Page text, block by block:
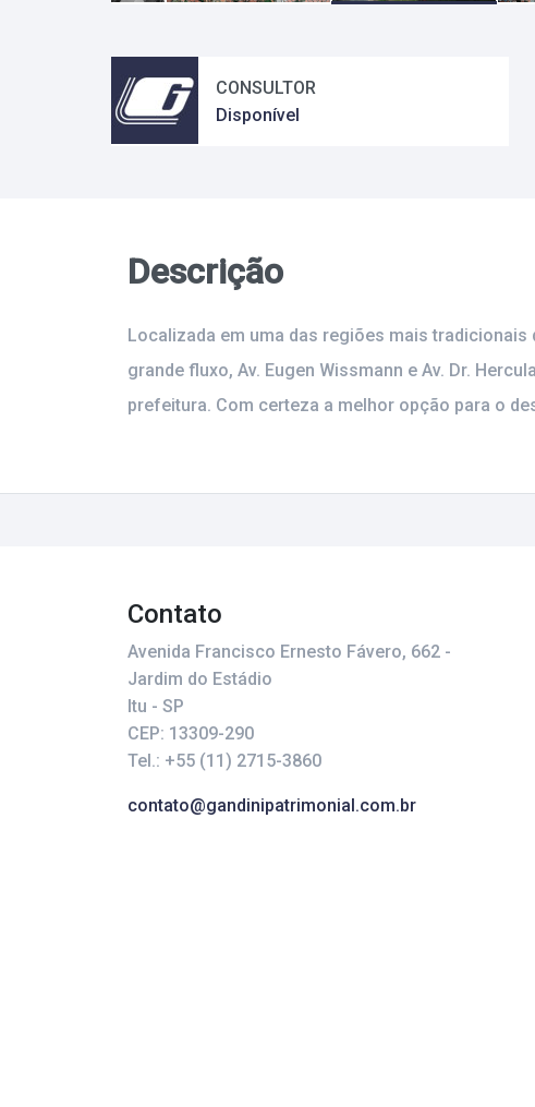
CONSULTOR
Disponível
Descrição
Localizada em uma das regiões mais
grande fluxo, Av. Eugen Wissmann e Av. Dr.
prefeitura. Com certeza a melhor opção para o
Contato
Avenida Francisco Ernesto Fávero, 662 -
Jardim do Estádio
Itu - SP
CEP: 13309-290
Tel.: +55 (11) 2715-3860
contato@gandinipatrimonial.com.br